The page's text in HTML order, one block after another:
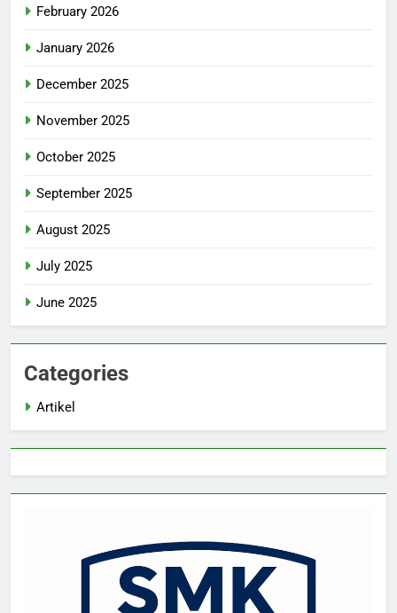
February 2026
January 2026
December 2025
November 2025
October 2025
September 2025
August 2025
July 2025
June 2025
Categories
Artikel